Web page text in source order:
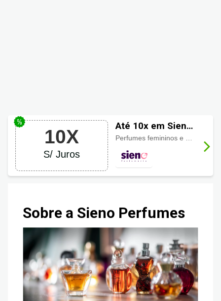
10X
S/ Juros
Até 10x em Sieno
Perfumes
Perfumes femininos e masculinos, produtos para o cabelo, rosto, corpo e banho, excelentes marcas com parcelamento em até 10 vezes sem juros se preferir.
Sobre a Sieno Perfumes